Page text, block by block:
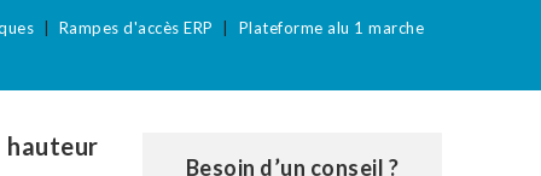
Rampes d'accès ERP Plateforme alu 1 marche
hauteur
Besoin d’un conseil ?